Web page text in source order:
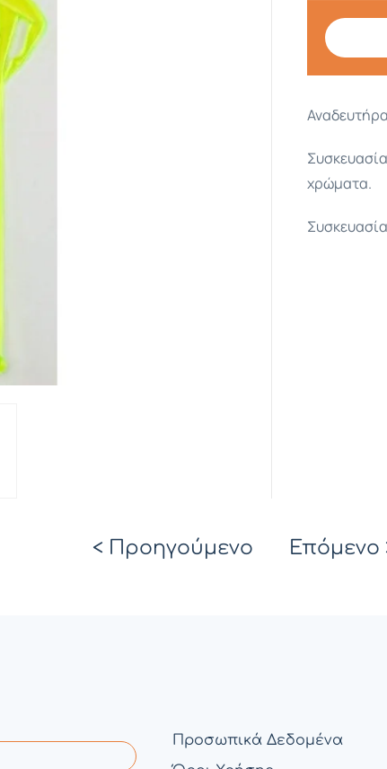
χρώματα.
< Προηγούμενο Επόμενο
Προσωπικά Δεδομένα